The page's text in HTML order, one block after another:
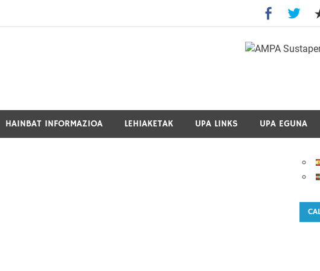
HAINBAT INFORMAZIOA LEHIAKETAK UPA LINKS UPA EGUNA